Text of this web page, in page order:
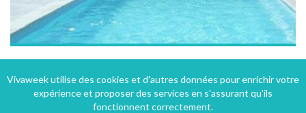
Gîte "Au Picatal" pour 10 personnes à Meyronne - Midi-Pyrénées grand confort avec piscine privée
Meyronne (19 km), Lot, Midi-Pyrénées, France
Vivaweek utilise des cookies et d'autres données pour enrichir votre
expérience et proposer des services en s'assurant qu'ils
fonctionnent correctement.